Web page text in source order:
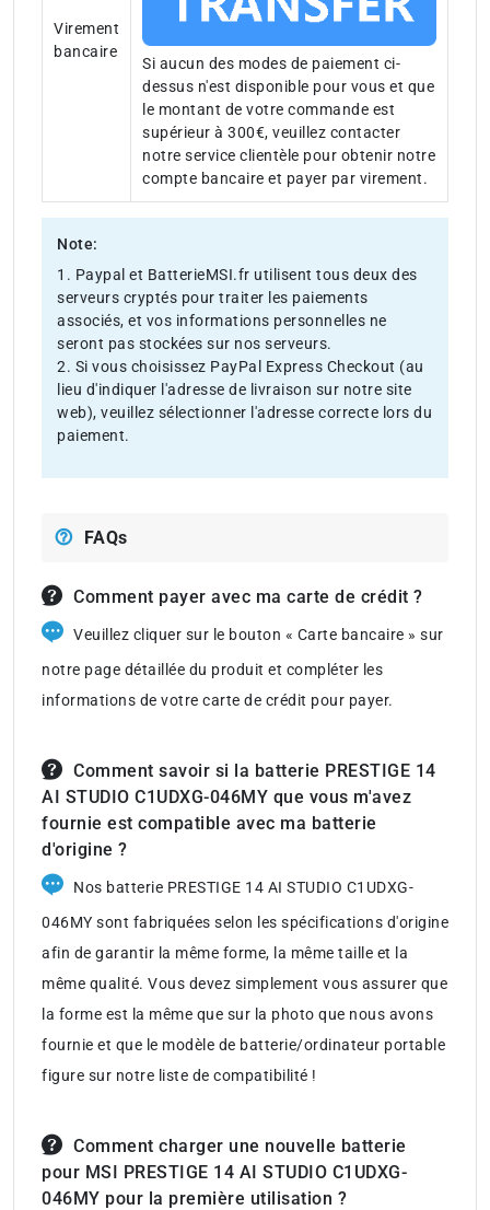
Virement
bancaire
Si aucun des modes de paiement ci-
dessus n'est disponible pour vous et que
le montant de votre commande est
supérieur à 300€, veuillez contacter
notre service clientèle pour obtenir notre
compte bancaire et payer par virement.
Note:
1. Paypal et BatterieMSI.fr utilisent tous deux des
serveurs cryptés pour traiter les paiements
associés, et vos informations personnelles ne
seront pas stockées sur nos serveurs.
2. Si vous choisissez PayPal Express Checkout (au
lieu d'indiquer l'adresse de livraison sur notre site
web), veuillez sélectionner l'adresse correcte lors du
paiement.
FAQs
Comment payer avec ma carte de crédit ?
Veuillez cliquer sur le bouton « Carte bancaire » sur
notre page détaillée du produit et compléter les
informations de votre carte de crédit pour payer.
Comment savoir si la batterie PRESTIGE 14
AI STUDIO C1UDXG-046MY que vous m'avez
fournie est compatible avec ma batterie
d'origine ?
Nos batterie PRESTIGE 14 AI STUDIO C1UDXG-
046MY sont fabriquées selon les spécifications d'origine
afin de garantir la même forme, la même taille et la
même qualité. Vous devez simplement vous assurer que
la forme est la même que sur la photo que nous avons
fournie et que le modèle de batterie/ordinateur portable
figure sur notre liste de compatibilité !
Comment charger une nouvelle batterie
pour MSI PRESTIGE 14 AI STUDIO C1UDXG-
046MY pour la première utilisation ?